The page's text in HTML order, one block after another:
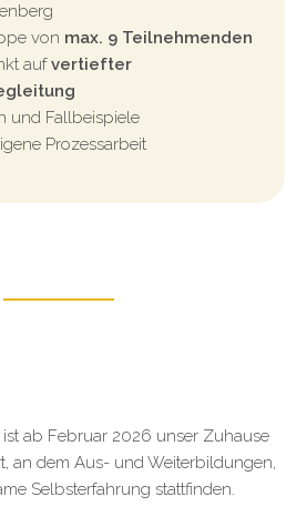
von max. 9 Teilnehmenden
aufvertiefter
und Fallbeispiele
Prozessarbeit
ab Februar 2026 unser Zuhause
an dem Aus- und Weiterbildungen,
Selbsterfahrung stattfinden.